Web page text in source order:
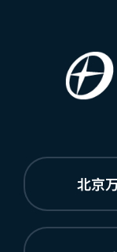
北京